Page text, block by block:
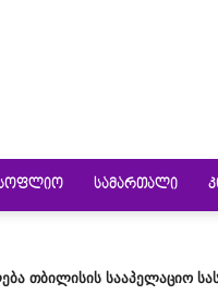
ᲡᲐᲛᲐᲠᲗᲐᲚᲘ
თბილისის სააპელაციო